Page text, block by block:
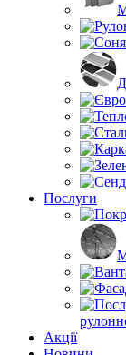
Послуги
Акції